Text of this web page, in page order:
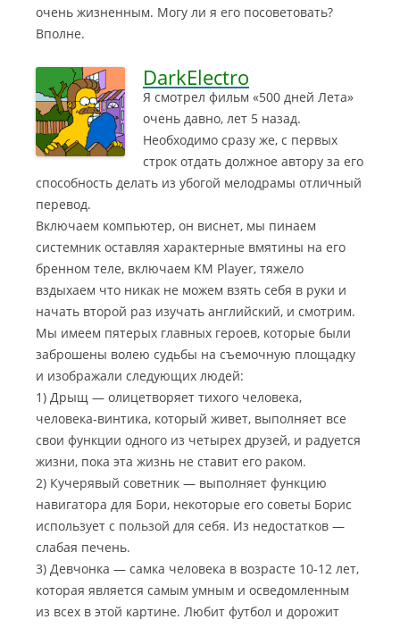
очень жизненным. Могу ли я его посоветовать?
Вполне.
DarkElectro
Я смотрел фильм «500 дней Лета»
очень давно, лет 5 назад.
Необходимо сразу же, с первых
строк отдать должное автору за его
способность делать из убогой мелодрамы отличный
перевод.
Включаем компьютер, он виснет, мы пинаем
системник оставляя характерные вмятины на его
бренном теле, включаем KM Player, тяжело
вздыхаем что никак не можем взять себя в руки и
начать второй раз изучать английский, и смотрим.
Мы имеем пятерых главных героев, которые были
заброшены волею судьбы на съемочную площадку
и изображали следующих людей:
1) Дрыщ — олицетворяет тихого человека,
человека-винтика, который живет, выполняет все
свои функции одного из четырех друзей, и радуется
жизни, пока эта жизнь не ставит его раком.
2) Кучерявый советник — выполняет функцию
навигатора для Бори, некоторые его советы Борис
использует с пользой для себя. Из недостатков —
слабая печень.
3) Девчонка — самка человека в возрасте 10-12 лет,
которая является самым умным и осведомленным
из всех в этой картине. Любит футбол и дорожит